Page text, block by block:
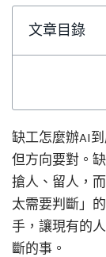
文章目錄
缺工怎麼辦AI
但方向要對。
搶人、留人，
太需要判斷」
手，讓現有的
斷的事。